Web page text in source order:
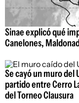
Sinae explicó qué
Canelones,
Se cayó un muro del
partido entre Cerro
del Torneo Clausura